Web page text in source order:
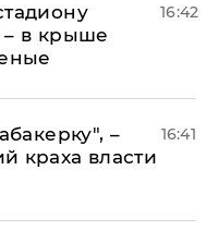
в крыше
16:42
–
краха власти
16:41